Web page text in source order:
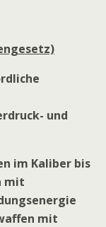
und
im Kaliber bis
mit
mit